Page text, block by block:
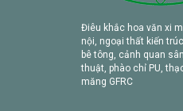
Điêu khắc hoa văn xi
nội, ngoại thất kiến
bê tông, cảnh quan
thuật, phào chỉ PU,
măng GFRC